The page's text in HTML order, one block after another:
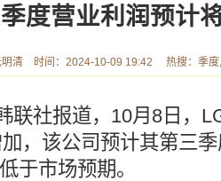
度营业利润预计
清 时间：2024-10-09 19:42 热搜：季
联社报道，10月8日，
，该公司预计其第三
于市场预期。